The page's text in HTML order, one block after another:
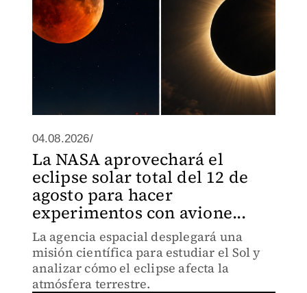
04.08.2026/
La NASA aprovechará el
eclipse solar total del 12 de
agosto para hacer
experimentos con avione...
La agencia espacial desplegará una
misión científica para estudiar el Sol y
analizar cómo el eclipse afecta la
atmósfera terrestre.